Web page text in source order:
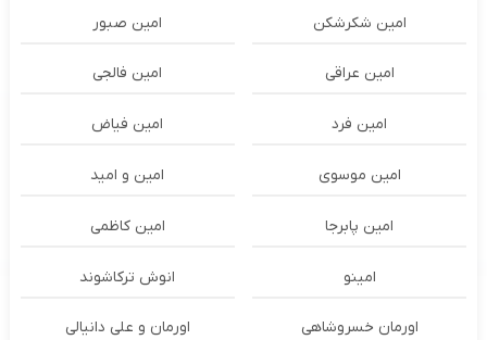
امین شکرشکن امین صبور
امین عراقی امین فالجی
امین فرد امین فیاض
امین موسوی امین و امید
امین پابرجا امین کاظمی
امینو انوش ترکاشوند
اورمان خسروشاهی اورمان و علی دانیالی